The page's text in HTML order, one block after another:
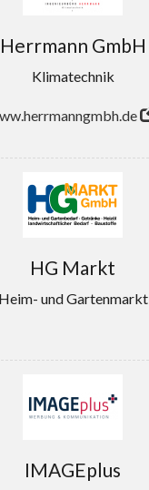
Herrmann GmbH
Klimatechnik
HG Markt
Heim- und Gartenmarkt
IMAGEplus